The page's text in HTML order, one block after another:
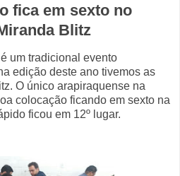
fica em sexto no
Blitz
um tradicional evento
edição deste ano tivemos as
O único arapiraquense na
colocação ficando em sexto na
ficou em 12º lugar.